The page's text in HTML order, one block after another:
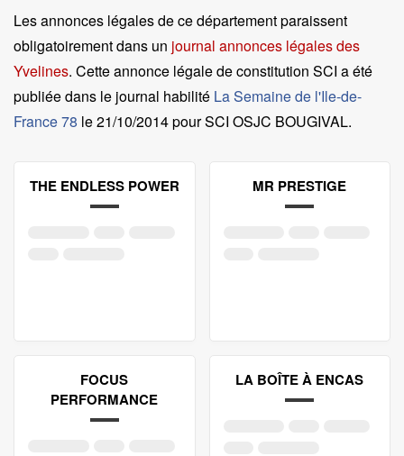
Les annonces légales de ce département paraissent
obligatoirement dans un journal annonces légales des
Yvelines. Cette annonce légale de constitution SCI a été
publiée dans le journal habilité La Semaine de l'Ile-de-
France 78 le21/10/2014 pour SCI OSJC BOUGIVAL.
THE ENDLESS POWER MR PRESTIGE
FOCUS
PERFORMANCE
LA BOÎTE À ENCAS